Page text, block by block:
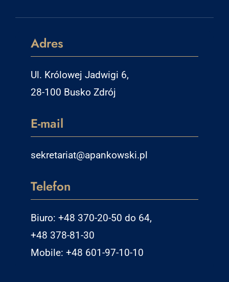
Adres
Ul. Królowej Jadwigi 6,
28-100 Busko Zdrój
E-mail
sekretariat@apankowski.pl
Telefon
Biuro: +48 370-20-50 do 64,
+48 378-81-30
Mobile: +48 601-97-10-10